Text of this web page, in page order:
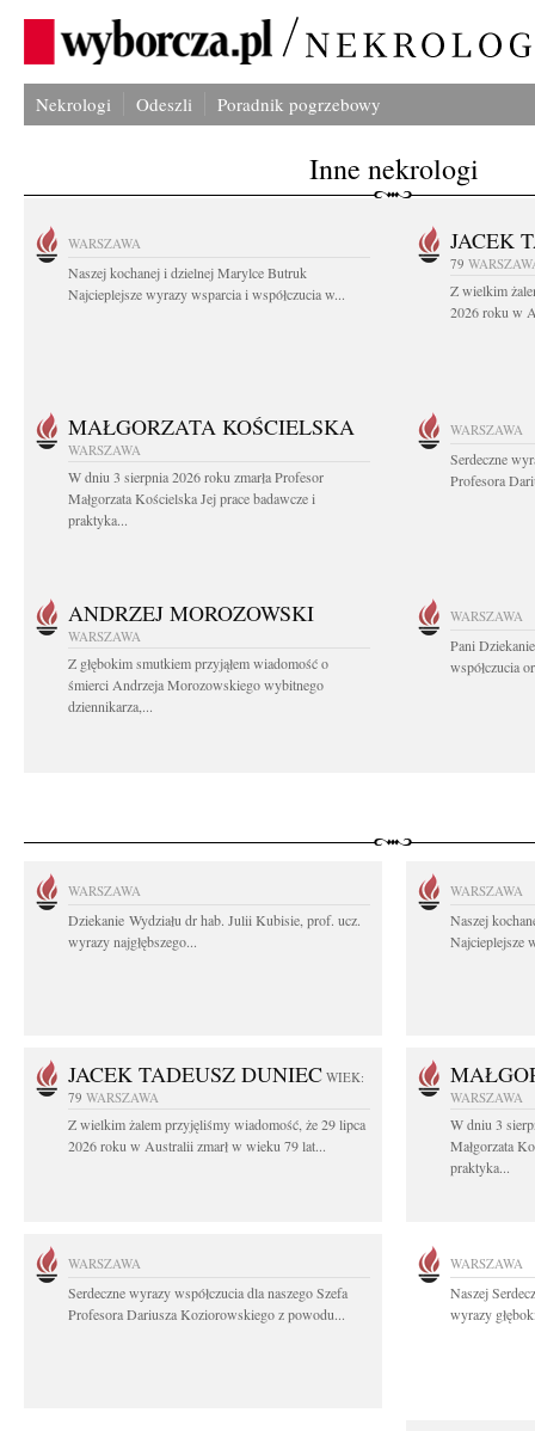
Nekrologi Odeszli Poradnik pogrzebowy
Inne nekrologi
WARSZAWA
Naszej kochanej i dzielnej Marylce Butruk
Najcieplejsze wyrazy wsparcia i współczucia w...
JACEK
79
Z wielkim
2026 roku w
MAŁGORZATA KOŚCIELSKA
WARSZAWA
W dniu 3 sierpnia 2026 roku zmarła Profesor
Małgorzata Kościelska Jej prace badawcze i
praktyka...
WARSZAWA
Serdeczne
Profesora
ANDRZEJ MOROZOWSKI
WARSZAWA
Z głębokim smutkiem przyjąłem wiadomość o
śmierci Andrzeja Morozowskiego wybitnego
dziennikarza,...
WARSZAWA
Pani
współczucia
WARSZAWA
Dziekanie Wydziału dr hab. Julii Kubisie, prof. ucz.
wyrazy najgłębszego...
WARSZAWA
Naszej
Najcieplejsze
JACEK TADEUSZ DUNIEC WIEK:
79 WARSZAWA
Z wielkim żalem przyjęliśmy wiadomość, że 29 lipca
2026 roku w Australii zmarł w wieku 79 lat...
WARSZAWA
W dniu 3
Małgorzata
praktyka...
WARSZAWA
Serdeczne wyrazy współczucia dla naszego Szefa
Profesora Dariusza Koziorowskiego z powodu...
WARSZAWA
Naszej
wyrazy